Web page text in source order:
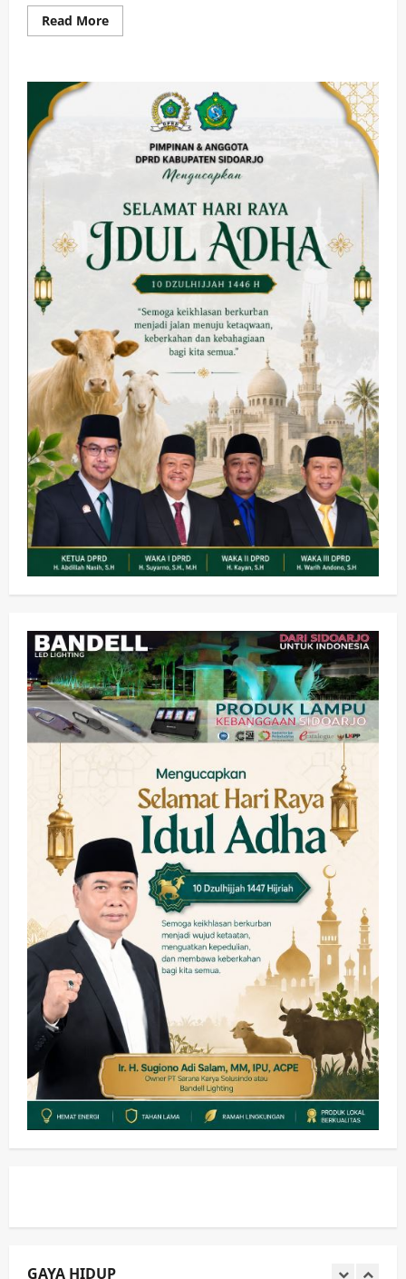
Read MoreRead
more
Wahana
dengan
Ombak
Satu-
GAYA HIDUP
Kesehatan Pembangunan
Pemerintahan
PANAS! Kalah Tender Proyek RSUD
Sibar Rp 9,9 M, Beranikah CV Tiga
Anugerah Utama Pertaruhkan
Jaminan Rp 100 Juta?
wartanusa 5 Agustus 2026
3
Olahraga
Adu Taktik di Atas Rumput Sintetis:
PWI dan Sapma PP Sidoarjo
Memanaskan Mesin Menuju Piala
Soccer
wartanusa 5 Agustus 2026
4
Ekonomi Hiburan Pemerintahan
HOT NEWS: Ribuan Warga Wage
Tumplek Blek di Bazar Rakyat Jalan
Jambu, Borong Kuliner UMKM Sambil
Nonton Jaranan!
wartanusa 4 Agustus 2026
Keagamaan Pemerintahan
Pemkab Sidoarjo & Muhammadiyah
Sinergi Permudah Perizinan, Wakaf,